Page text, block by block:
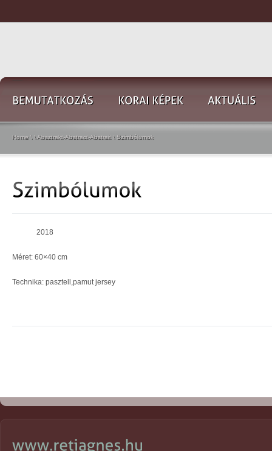
Home \ \ Absztrakt-Abstract-Abstrait\ Szimbólumok
2018
Méret: 60×40 cm
Technika: pasztell,pamut jersey